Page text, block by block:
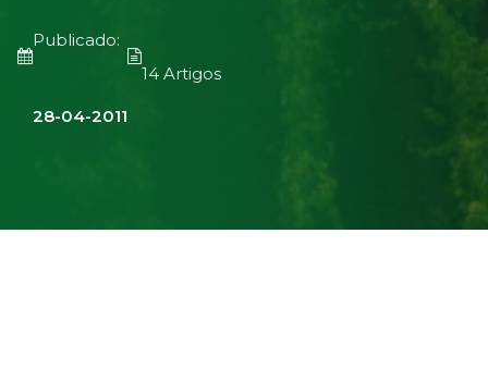
Publicado:
28-04-2011
14 Artigos